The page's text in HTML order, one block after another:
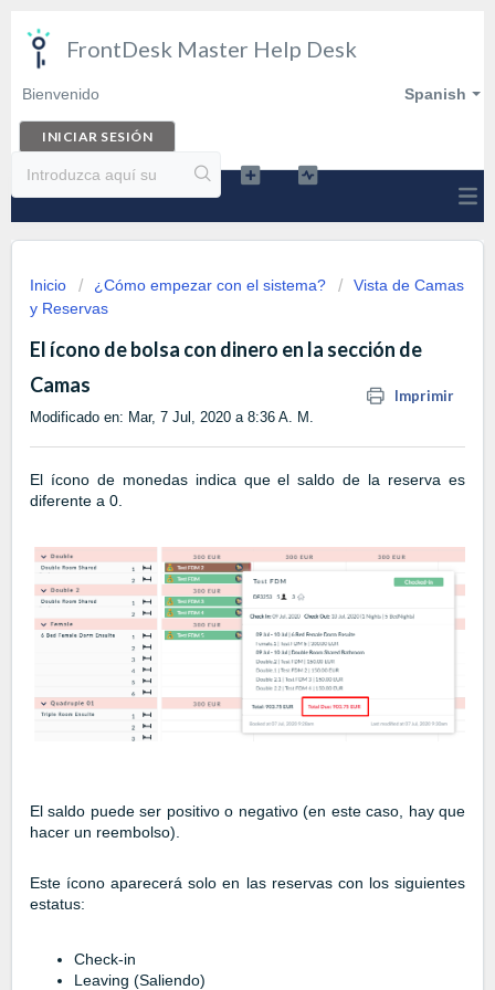
FrontDesk Master Help Desk
Spanish
Bienvenido
INICIAR SESIÓN
Inicio ¿Cómo empezar con el sistema?
Vista de Camas
y Reservas
El ícono de bolsa con dinero en la sección de
Camas
Imprimir
Modificado en: Mar, 7 Jul, 2020 a 8:36 A. M.
El ícono de monedas indica que el saldo de la reserva es
diferente a 0.
El saldo puede ser positivo o negativo (en este caso, hay que
hacer un reembolso).
Este ícono aparecerá solo en las reservas con los siguientes
estatus:
Check-in
Leaving (Saliendo)